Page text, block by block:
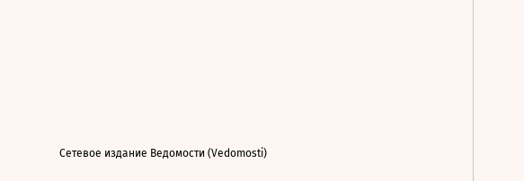
Сетевое издание Ведомости (Vedomosti)